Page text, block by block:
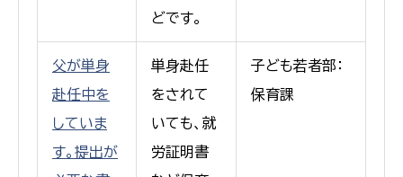
どです。
父が単身
赴任中を
していま
す。提出が
単身赴任
をされて
いても、就
労証明書
子ども若者部：
保育課